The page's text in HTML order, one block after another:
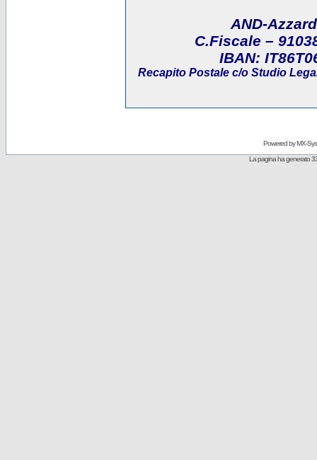
AND-
C.Fiscale –
IBAN:
Recapito Postale c/o Studio
Powered byMX-
La pagina ha generato